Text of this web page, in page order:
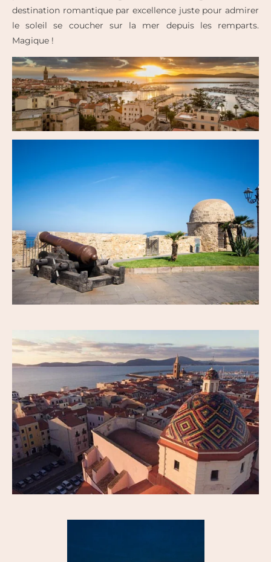
destination romantique par excellence juste pour admirer
le soleil se coucher sur la mer depuis les remparts.
Magique !